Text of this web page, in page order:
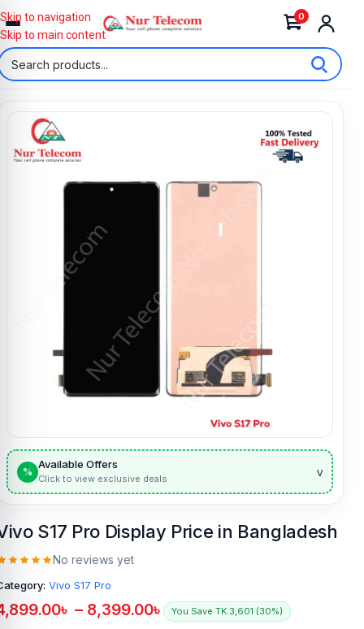
0
Skip to navigation
Skip to main content
%
Available Offers
Click to view exclusive deals v
S17 Pro Display Price in Bangladesh
No reviews yet
Vivo S17 Pro
৳ – 8,399.00৳ You Save TK.3,601 (30%)